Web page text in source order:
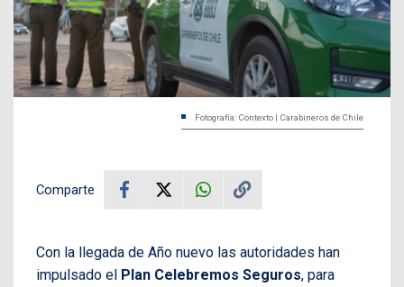
Fotografía: Contexto | Carabineros de Chile
Comparte
Con la llegada de Año nuevo las autoridades han
impulsado el Plan Celebremos Seguros, para